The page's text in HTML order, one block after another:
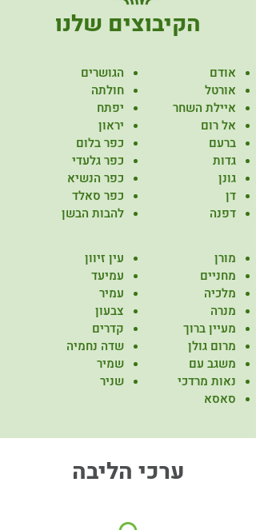
הקיבוצים שלנו
הגושרים
חולתה
יפתח
יראון
כפר בלום
כפר גלעדי
כפר הנשיא
כפר סאלד
להבות הבשן
אודם
אורטל
איילת השחר
אל רום
ברעם
גדות
גונן
דן
דפנה
עין זיוון
עמיעד
עמיר
צבעון
קדרים
שדה נחמיה
שמיר
שניר
מורן
מחניים
מלכיה
מנרה
מעיין ברוך
מרום גולן
משגב עם
נאות מרדכי
סאסא
ערכי הליבה